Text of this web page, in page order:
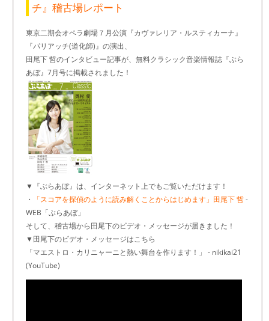
チ』稽古場レポート
東京二期会オペラ劇場７月公演『カヴァレリア・ルスティカーナ』
『パリアッチ(道化師)』の演出、
田尾下 哲のインタビュー記事が、無料クラシック音楽情報誌『ぶら
あぼ』7月号に掲載されました！
▼『ぶらあぼ』は、インターネット上でもご覧いただけます！
・
「スコアを探偵のように読み解くことからはじめます」田尾下 哲-
WEB「ぶらあぼ」
そして、稽古場から田尾下のビデオ・メッセージが届きました！
▼田尾下のビデオ・メッセージはこちら
「マエストロ・カリニャーニと熱い舞台を作ります！」 - nikikai21
(YouTube)